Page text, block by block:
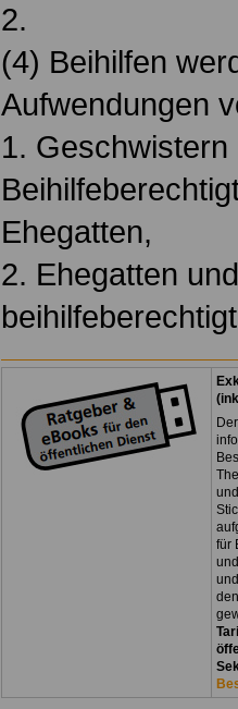
2.
(4) Beihilfen
Aufwendungen
1. Geschwistern
Ehegatten,
2. Ehegatten
für